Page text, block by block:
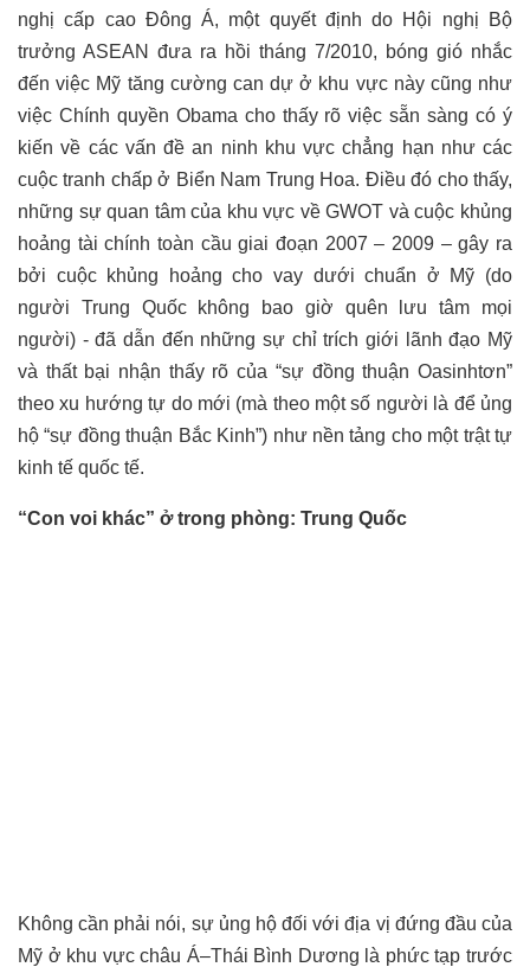
nghị cấp cao Đông Á, một quyết định do Hội nghị Bộ
trưởng ASEAN đưa ra hồi tháng 7/2010, bóng gió nhắc
đến việc Mỹ tăng cường can dự ở khu vực này cũng như
việc Chính quyền Obama cho thấy rõ việc sẵn sàng có ý
kiến về các vấn đề an ninh khu vực chẳng hạn như các
cuộc tranh chấp ở Biển Nam Trung Hoa. Điều đó cho thấy,
những sự quan tâm của khu vực về GWOT và cuộc khủng
hoảng tài chính toàn cầu giai đoạn 2007 – 2009 – gây ra
bởi cuộc khủng hoảng cho vay dưới chuẩn ở Mỹ (do
người Trung Quốc không bao giờ quên lưu tâm mọi
người) - đã dẫn đến những sự chỉ trích giới lãnh đạo Mỹ
và thất bại nhận thấy rõ của “sự đồng thuận Oasinhtơn”
theo xu hướng tự do mới (mà theo một số người là để ủng
hộ “sự đồng thuận Bắc Kinh”) như nền tảng cho một trật tự
kinh tế quốc tế.
“Con voi khác” ở trong phòng: Trung Quốc
Không cần phải nói, sự ủng hộ đối với địa vị đứng đầu của
Mỹ ở khu vực châu Á–Thái Bình Dương là phức tạp trước